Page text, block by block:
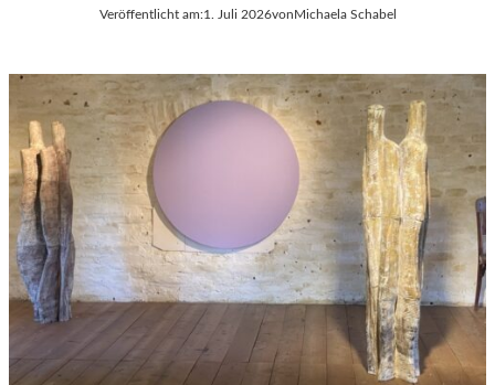
Veröffentlicht am:1. Juli 2026vonMichaela Schabel